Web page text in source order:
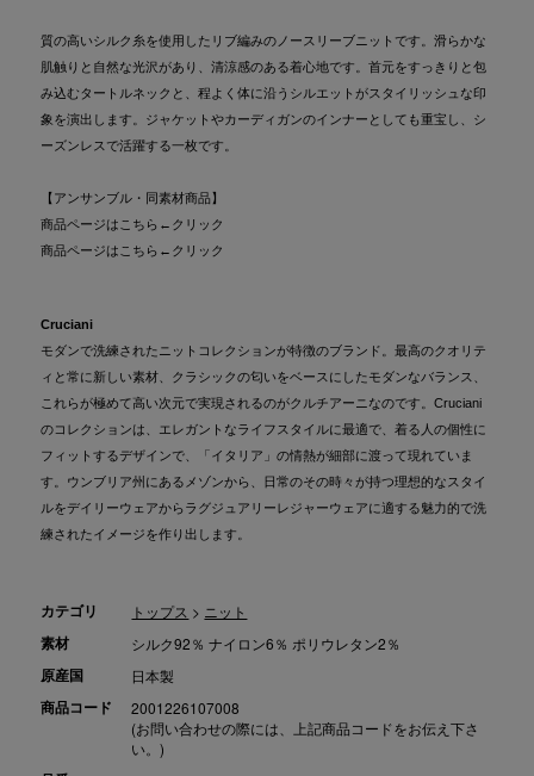
質の高いシルク糸を使用したリブ編みのノースリーブニットです。滑らかな
肌触りと自然な光沢があり、清涼感のある着心地です。首元をすっきりと包
み込むタートルネックと、程よく体に沿うシルエットがスタイリッシュな印
象を演出します。ジャケットやカーディガンのインナーとしても重宝し、シ
ーズンレスで活躍する一枚です。
【アンサンブル・同素材商品】
商品ページはこちら ←クリック
商品ページはこちら ←クリック
Cruciani
モダンで洗練されたニットコレクションが特徴のブランド。最高のクオリテ
ィと常に新しい素材、クラシックの匂いをベースにしたモダンなバランス、
これらが極めて高い次元で実現されるのがクルチアーニなのです。Cruciani
のコレクションは、エレガントなライフスタイルに最適で、着る人の個性に
フィットするデザインで、「イタリア」の情熱が細部に渡って現れていま
す。ウンブリア州にあるメゾンから、日常のその時々が持つ理想的なスタイ
ルをデイリーウェアからラグジュアリーレジャーウェアに適する魅力的で洗
練されたイメージを作り出します。
カテゴリ トップス > ニット
素材 シルク92％ ナイロン6％ ポリウレタン2％
原産国 日本製
商品コード
2001226107008
(お問い合わせの際には、上記商品コードをお伝え下さ
い。)